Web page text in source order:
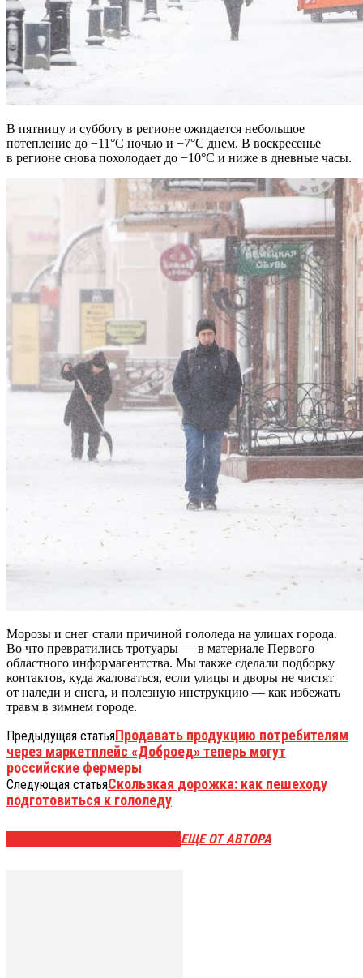
В пятницу и субботу в регионе ожидается небольшое
потепление до −11°C ночью и −7°C днем. В воскресенье
в регионе снова похолодает до −10°C и ниже в дневные часы.
Морозы и снег стали причиной гололеда на улицах города.
Во что превратились тротуары — в материале Первого
областного информагентства. Мы также сделали подборку
контактов, куда жаловаться, если улицы и дворы не чистят
от наледи и снега, и полезную инструкцию — как избежать
травм в зимнем городе.
Предыдущая статьяПродавать продукцию потребителям
через маркетплейс «Доброед» теперь могут
российские фермеры
Следующая статьяСкользкая дорожка: как пешеходу
подготовиться к гололеду
ЕЩЕ ОТ АВТОРА